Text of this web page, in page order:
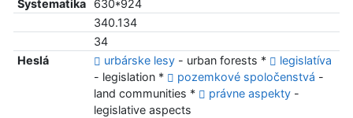
Systematika
630*924
340.134
34
Heslá
urbárske lesy- urban forests *
legislatíva
- legislation *
pozemkové spoločenstvá -
land communities *
právne aspekty-
legislative aspects